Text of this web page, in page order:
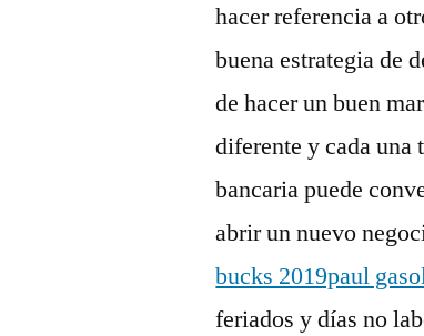
hacer referencia a
buena estrategia de
de hacer un buen
diferente y cada
bancaria puede
abrir un nuevo
bucks 2019paul
feriados y días no